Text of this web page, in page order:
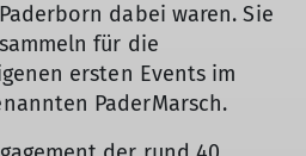
dabei waren. Sie
für die
ersten Events im
PaderMarsch.